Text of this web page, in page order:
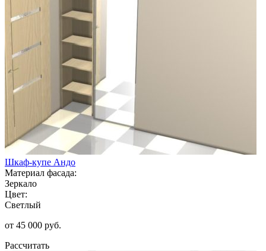
Шкаф-купе Андо
Материал фасада:
Зеркало
Цвет:
Светлый
от 45 000 руб.
Рассчитать